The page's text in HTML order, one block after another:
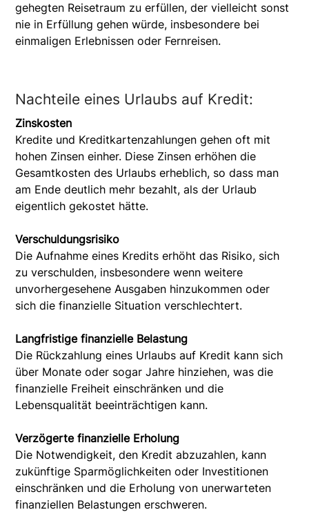
gehegten Reisetraum zu erfüllen, der vielleicht sonst
nie in Erfüllung gehen würde, insbesondere bei
einmaligen Erlebnissen oder Fernreisen.
Nachteile eines Urlaubs auf Kredit:
Zinskosten
Kredite und Kreditkartenzahlungen gehen oft mit
hohen Zinsen einher. Diese Zinsen erhöhen die
Gesamtkosten des Urlaubs erheblich, so dass man
am Ende deutlich mehr bezahlt, als der Urlaub
eigentlich gekostet hätte.
Verschuldungsrisiko
Die Aufnahme eines Kredits erhöht das Risiko, sich
zu verschulden, insbesondere wenn weitere
unvorhergesehene Ausgaben hinzukommen oder
sich die finanzielle Situation verschlechtert.
Langfristige finanzielle Belastung
Die Rückzahlung eines Urlaubs auf Kredit kann sich
über Monate oder sogar Jahre hinziehen, was die
finanzielle Freiheit einschränken und die
Lebensqualität beeinträchtigen kann.
Verzögerte finanzielle Erholung
Die Notwendigkeit, den Kredit abzuzahlen, kann
zukünftige Sparmöglichkeiten oder Investitionen
einschränken und die Erholung von unerwarteten
finanziellen Belastungen erschweren.